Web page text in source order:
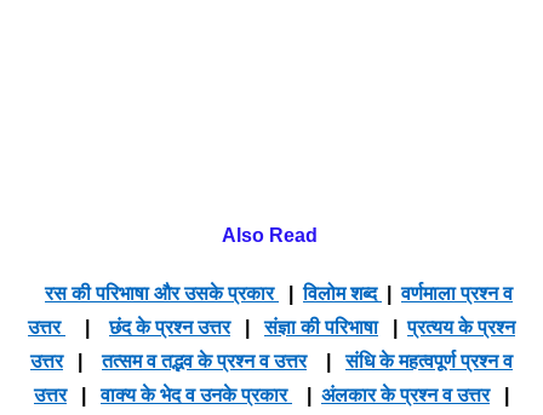
Also Read
रस की परिभाषा और उसके प्रकार |विलोम शब्द |वर्णमाला प्रश्न व
उत्तर
|छंद के प्रश्न उत्तर|संज्ञा की परिभाषा|प्रत्यय के प्रश्न
उत्तर|तत्सम व तद्भव के प्रश्न व उत्तर|संधि के महत्वपूर्ण प्रश्न व
उत्तर|वाक्य के भेद व उनके प्रकार अंलकार के प्रश्न व उत्तर|